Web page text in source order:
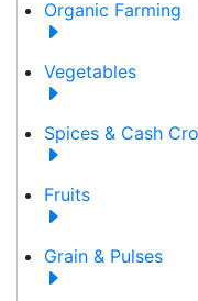
Organic Farming
Vegetables
Spices & Cash
Fruits
Grain & Pulses